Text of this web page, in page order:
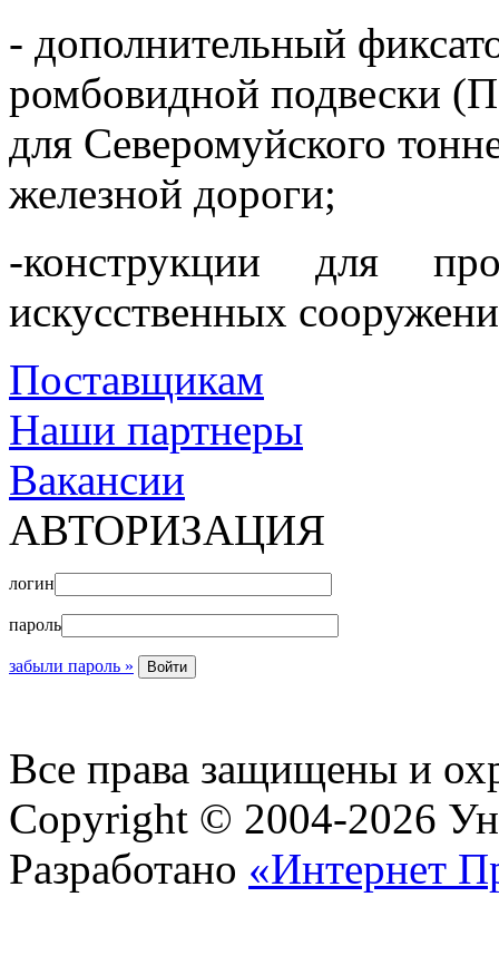
- дополнительный
ромбовидной подвески
для Северомуйского
железной дороги;
-конструкции для
искусственных
Поставщикам
Наши партнеры
Вакансии
АВТОРИЗАЦИЯ
логин
пароль
забыли пароль »
Все права защищены и
Copyright © 2004-2026
Разработано «Интернет